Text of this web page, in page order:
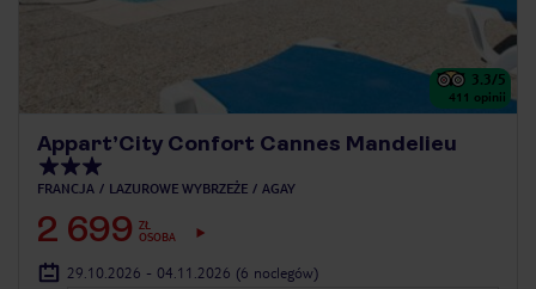
3.3/5
411 opinii
Appart’City Confort Cannes Mandelieu
FRANCJA LAZUROWE WYBRZEŻE AGAY
2 699 ZŁ
OSOBA
29.10.2026 - 04.11.2026 (6 noclegów)